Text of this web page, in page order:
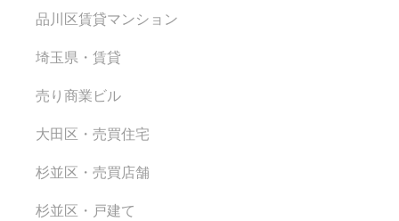
品川区賃貸マンション
埼玉県・賃貸
売り商業ビル
大田区・売買住宅
杉並区・売買店舗
杉並区・戸建て